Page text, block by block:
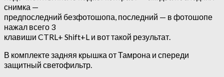
снимка —
предпоследний безфотошопа, последний — в фотошопе
нажал всего 3
клавиши CTRL+ Shift+L и вот такой результат.
В комплекте задняя крышка от Тамрона и спереди
защитный светофильтр.